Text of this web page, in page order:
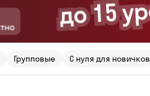
Групповые С нуля для новичков